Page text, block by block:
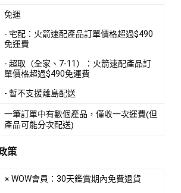
免運
- 宅配：火箭速配產品訂單價格超過$490
免運費
- 超取（全家、7-11）：火箭速配產品訂
單價格超過$490免運費
- 暫不支援離島配送
一筆訂單中有數個產品，僅收一次運費(但
產品可能分次配送)
策
※ WOW會員：30天鑑賞期內免費退貨